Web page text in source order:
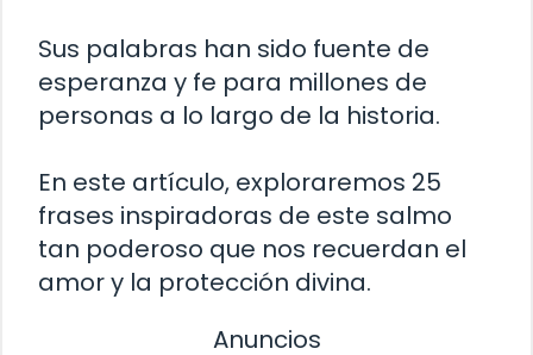
Sus palabras han sido fuente de
esperanza y fe para millones de
personas a lo largo de la historia.
En este artículo, exploraremos 25
frases inspiradoras de este salmo
tan poderoso que nos recuerdan el
amor y la protección divina.
Anuncios